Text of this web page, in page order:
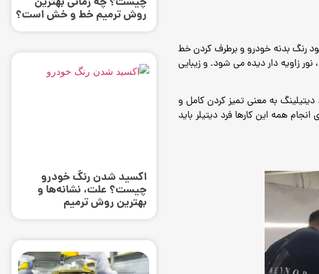
رنگ بدنه خودرو و برطرف کردن خط
زاویه دار دیده می شود. و زیبایی
دیتیلینگ به معنی تمیز کردن کامل و
انجام همه این کارها فرد دیتیلر باید
روش ترمیم خط و خش است؟
اکسید شدن رنگ خودرو
چیست؟ علت، نشانه‌ها و
بهترین روش ترمیم